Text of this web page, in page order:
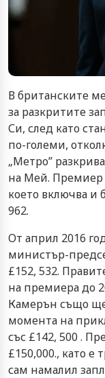
В британските
за разкритите
Си, след като
по-големи,
„Метро”
на Мей. Премиер
което включва и
962.
От април 2016
министър-
£152, 532.
на премиера до
Камерън също
момента на
със £142, 500 .
£150,000., като е
сам намалил